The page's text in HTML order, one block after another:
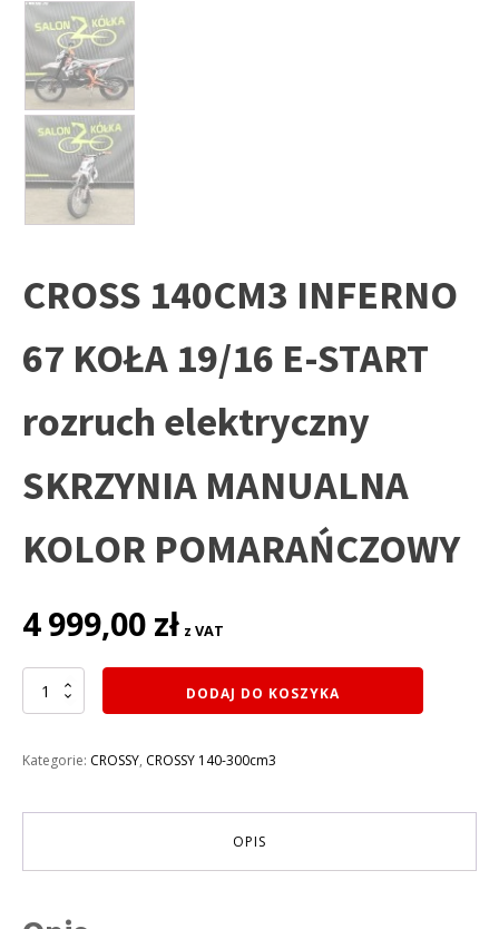
CROSS 140CM3 INFERNO
67 KOŁA 19/16 E-START
rozruch elektryczny
SKRZYNIA MANUALNA
KOLOR POMARAŃCZOWY
4 999,00 zł z VAT
ilość
CROSS
67
19/16
rozruch
SKRZYNIA
DODAJ DO KOSZYKA
Kategorie: CROSSY, CROSSY 140-300cm3
OPIS